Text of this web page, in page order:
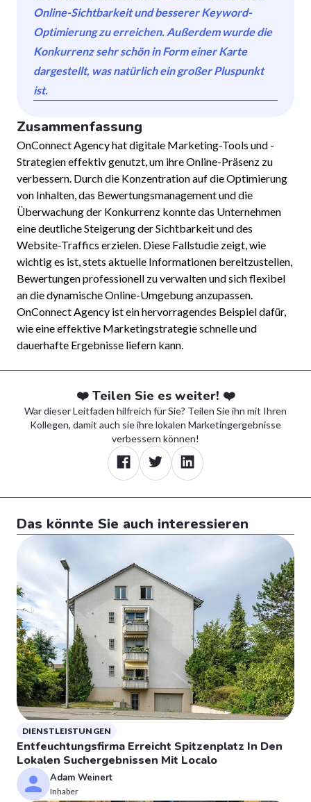
Online-Sichtbarkeit und besserer Keyword-
Optimierung zu erreichen. Außerdem wurde die
Konkurrenz sehr schön in Form einer Karte
dargestellt, was natürlich ein großer Pluspunkt
ist.
Zusammenfassung
OnConnect Agency hat digitale Marketing-Tools und -
Strategien effektiv genutzt, um ihre Online-Präsenz zu
verbessern. Durch die Konzentration auf die Optimierung
von Inhalten, das Bewertungsmanagement und die
Überwachung der Konkurrenz konnte das Unternehmen
eine deutliche Steigerung der Sichtbarkeit und des
Website-Traffics erzielen. Diese Fallstudie zeigt, wie
wichtig es ist, stets aktuelle Informationen bereitzustellen,
Bewertungen professionell zu verwalten und sich flexibel
an die dynamische Online-Umgebung anzupassen.
OnConnect Agency ist ein hervorragendes Beispiel dafür,
wie eine effektive Marketingstrategie schnelle und
dauerhafte Ergebnisse liefern kann.
❤️ Teilen Sie es weiter! ❤️
War dieser Leitfaden hilfreich für Sie? Teilen Sie ihn mit Ihren
Kollegen, damit auch sie ihre lokalen Marketingergebnisse
verbessern können!
Das könnte Sie auch interessieren
DIENSTLEISTUNGEN
Entfeuchtungsfirma Erreicht Spitzenplatz In Den
Lokalen Suchergebnissen Mit Localo
Adam Weinert
Inhaber